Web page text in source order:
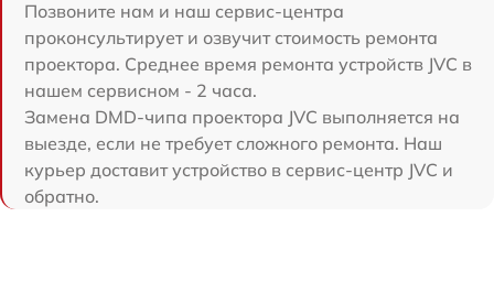
Позвоните нам и наш сервис-центра
проконсультирует и озвучит стоимость ремонта
проектора. Среднее время ремонта устройств JVC в
нашем сервисном - 2 часа.
Замена DMD-чипа проектора JVC выполняется на
выезде, если не требует сложного ремонта. Наш
курьер доставит устройство в сервис-центр JVC и
обратно.